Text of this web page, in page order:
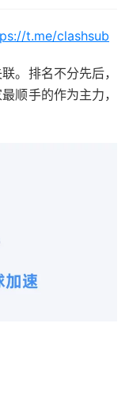
t.me/clashsub
。排名不分先后，
顺手的作为主力，